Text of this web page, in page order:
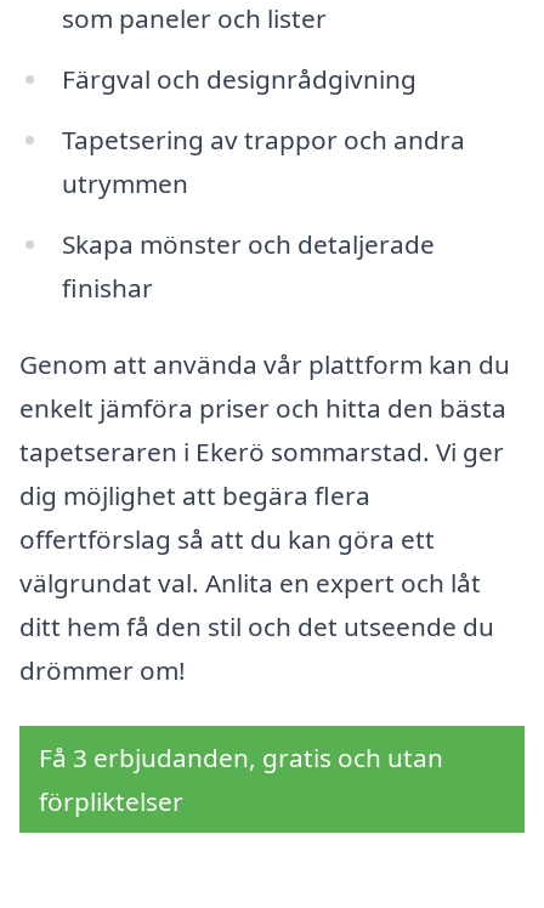
som paneler och lister
Färgval och designrådgivning
Tapetsering av trappor och andra
utrymmen
Skapa mönster och detaljerade
finishar
Genom att använda vår plattform kan du
enkelt jämföra priser och hitta den bästa
tapetseraren i Ekerö sommarstad. Vi ger
dig möjlighet att begära flera
offertförslag så att du kan göra ett
välgrundat val. Anlita en expert och låt
ditt hem få den stil och det utseende du
drömmer om!
Få 3 erbjudanden, gratis och utan
förpliktelser